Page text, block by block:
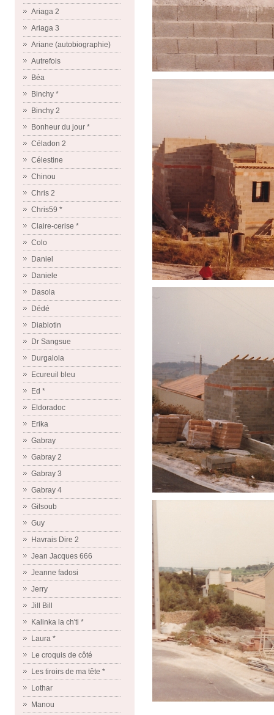
Ariaga 2
Ariaga 3
Ariane (autobiographie)
Autrefois
Béa
Binchy *
Binchy 2
Bonheur du jour *
Céladon 2
Célestine
Chinou
Chris 2
Chris59 *
Claire-cerise *
Colo
Daniel
Daniele
Dasola
Dédé
Diablotin
Dr Sangsue
Durgalola
Ecureuil bleu
Ed *
Eldoradoc
Erika
Gabray
Gabray 2
Gabray 3
Gabray 4
Gilsoub
Guy
Havrais Dire 2
Jean Jacques 666
Jeanne fadosi
Jerry
Jill Bill
Kalinka la ch'ti *
Laura *
Le croquis de côté
Les tiroirs de ma tête *
Lothar
Manou